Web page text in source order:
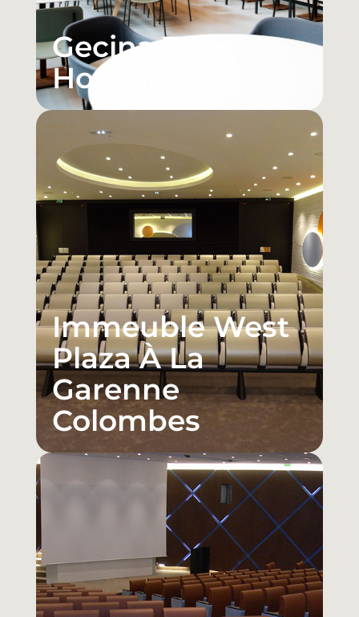
Gecina Tour
Horizon
Immeuble West
Plaza À La
Garenne
Colombes